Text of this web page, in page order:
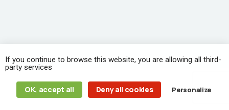
If you continue to browse this website, you are allowing all third-
party services
OK, accept all Deny all cookies Personalize